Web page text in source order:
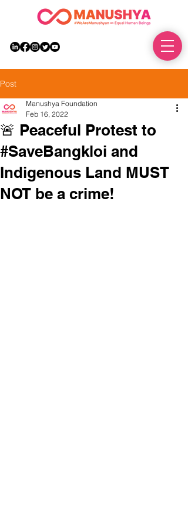
Post
🚨 Peaceful Protest to
#SaveBangkloi and
Indigenous Land MUST
NOT be a crime!
Manushya Foundation
Feb 16, 2022